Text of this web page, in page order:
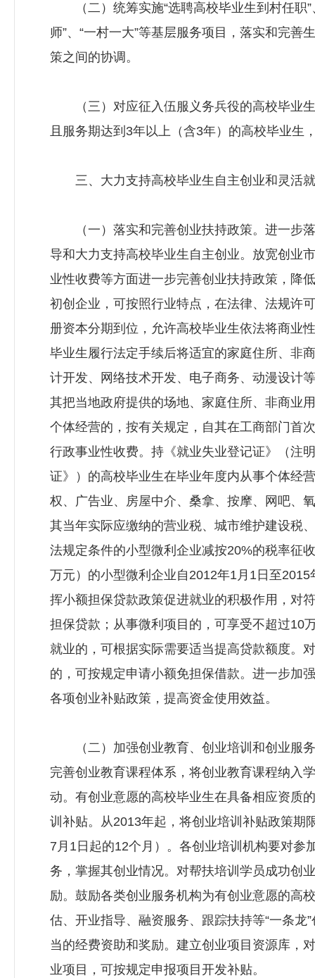
（二）统筹实施“选聘高校毕业生到村任职”
师”、“一村一大”等基层服务项目，落实和完
策之间的协调。
（三）对应征入伍服义务兵役的高校毕业生
且服务期达到3年以上（含3年）的高校毕业生
三、大力支持高校毕业生自主创业和灵活
（一）落实和完善创业扶持政策。进一步落
导和大力支持高校毕业生自主创业。放宽创业
业性收费等方面进一步完善创业扶持政策，降
初创企业，可按照行业特点，在法律、法规许
册资本分期到位，允许高校毕业生依法将商业
毕业生履行法定手续后将适宜的家庭住所、非
计开发、网络技术开发、电子商务、动漫设计
其把当地政府提供的场地、家庭住所、非商业
个体经营的，按有关规定，自其在工商部门首
行政事业性收费。持《就业失业登记证》（注
证》）的高校毕业生在毕业年度内从事个体经
权、广告业、房屋中介、桑拿、按摩、网吧、
其当年实际应缴纳的营业税、城市维护建设税
法规定条件的小型微利企业减按20%的税率征
万元）的小型微利企业自2012年1月1日至
挥小额担保贷款政策促进就业的积极作用，对
担保贷款；从事微利项目的，可享受不超过10
就业的，可根据实际需要适当提高贷款额度。
的，可按规定申请小额免担保借款。进一步加
各项创业补贴政策，提高资金使用效益。
（二）加强创业教育、创业培训和创业服务
完善创业教育课程体系，将创业教育课程纳入
动。有创业意愿的高校毕业生在具备相应资质
训补贴。从2013年起，将创业培训补贴政策期
7月1日起的12个月）。各创业培训机构要对参
务，掌握其创业情况。对帮扶培训学员成功创
励。鼓励各类创业服务机构为有创业意愿的高
估、开业指导、融资服务、跟踪扶持等“一条
当的经费资助和奖励。建立创业项目资源库，
业项目，可按规定申报项目开发补贴。